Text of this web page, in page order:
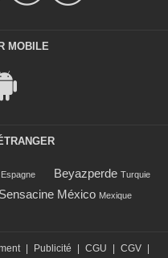
MOBILE
Espagne Beyazperde Turquie
Sensacine México Mexique
Publicité CGU CGV